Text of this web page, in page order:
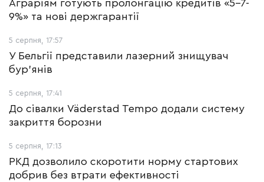
Аграріям готують пролонгацію кредитів «5-7-
9%» та нові держгарантії
5 серпня, 17:57
У Бельгії представили лазерний знищувач
бур'янів
5 серпня, 17:41
До сівалки Väderstad Tempo додали систему
закриття борозни
5 серпня, 17:13
РКД дозволило скоротити норму стартових
добрив без втрати ефективності